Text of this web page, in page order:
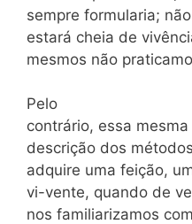
sempre formularia;
estará cheia de
mesmos não
Pelo
contrário, essa
descrição dos
adquire uma feição,
vi-vente, quando de
nos familiarizamos